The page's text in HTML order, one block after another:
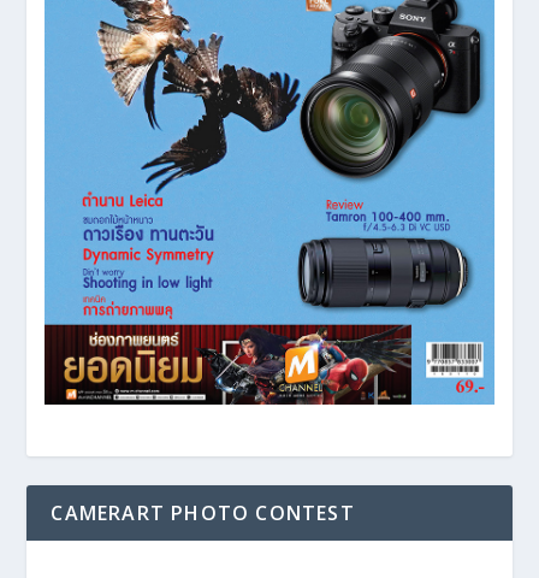
CAMERART PHOTO CONTEST